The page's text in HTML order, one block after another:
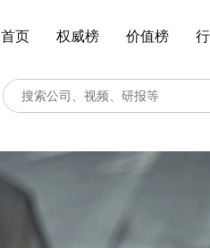
首页 权威榜 价值榜